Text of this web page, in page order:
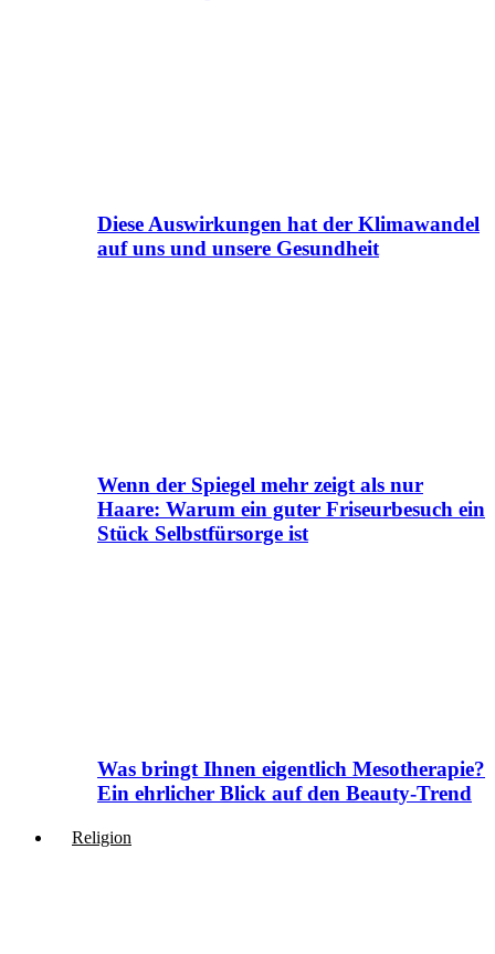
Diese Auswirkungen hat der Klimawandel
auf uns und unsere Gesundheit
Wenn der Spiegel mehr zeigt als nur
Haare: Warum ein guter Friseurbesuch ein
Stück Selbstfürsorge ist
Was bringt Ihnen eigentlich Mesotherapie?
Ein ehrlicher Blick auf den Beauty-Trend
Religion